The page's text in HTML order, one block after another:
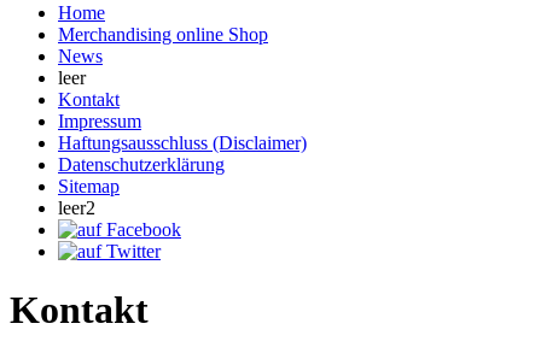
Home
Merchandising online Shop
News
leer
Kontakt
Impressum
Haftungsausschluss (Disclaimer)
Datenschutzerklärung
Sitemap
leer2
Kontakt